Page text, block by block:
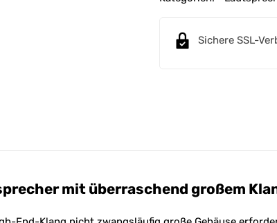
Sichere SSL-
mit überraschend großem